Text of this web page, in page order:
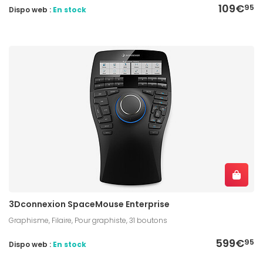
109€95
Dispo web : En stock
3Dconnexion SpaceMouse Enterprise
Graphisme, Filaire, Pour graphiste, 31 boutons
599€95
Dispo web : En stock